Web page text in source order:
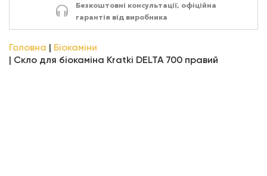
Безкоштовні консультації, офіційна
гарантія від виробника
Головна
Біокаміни
Скло для біокаміна Kratki DELTA 700 правий